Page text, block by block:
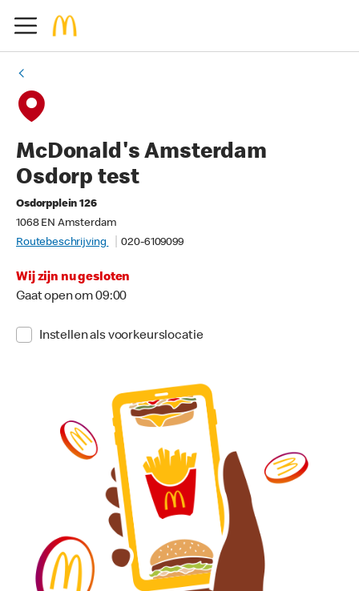
McDonald's Amsterdam
Osdorp test
Osdorpplein 126
1068 EN Amsterdam
Routebeschrijving
020-6109099
Wij zijn nu gesloten
Gaat open om 09:00
Instellen als voorkeurslocatie